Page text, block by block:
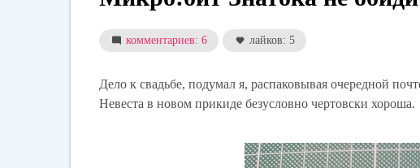
комментариев: 6 лайков: 5
Дело к свадьбе, подумал я, распаковывая очередной
Невеста в новом прикиде безусловно чертовски хороша.